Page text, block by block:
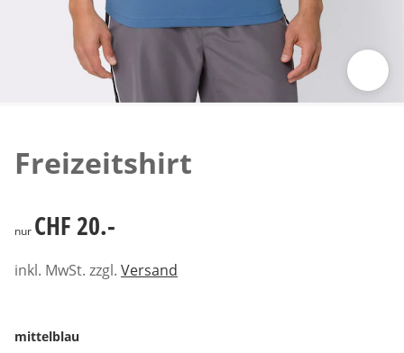
Freizeitshirt
CHF 20.-
nur CHF 20.-
inkl. MwSt. zzgl. Versand
mittelblau